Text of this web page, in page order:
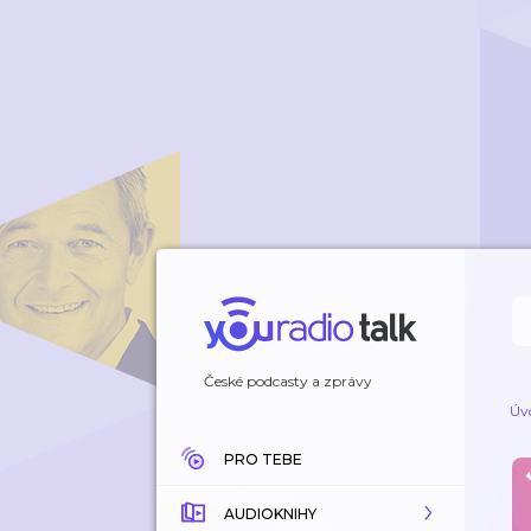
České podcasty a zprávy
PRO TEBE
AUDIOKNIHY